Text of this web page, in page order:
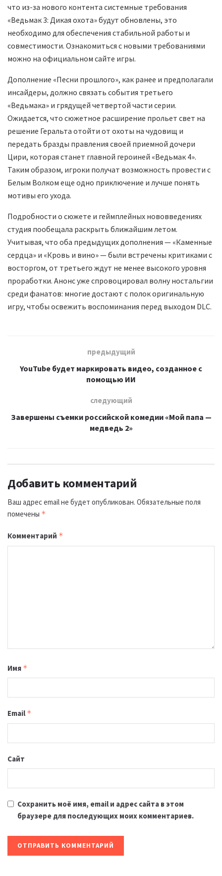
что из-за нового контента системные требования
«Ведьмак 3: Дикая охота» будут обновлены, это
необходимо для обеспечения стабильной работы и
совместимости. Ознакомиться с новыми требованиями
можно на официальном сайте игры.
Дополнение «Песни прошлого», как ранее и предполагали
инсайдеры, должно связать события третьего
«Ведьмака» и грядущей четвертой части серии.
Ожидается, что сюжетное расширение прольет свет на
решение Геральта отойти от охоты на чудовищ и
передать бразды правления своей приемной дочери
Цири, которая станет главной героиней «Ведьмак 4».
Таким образом, игроки получат возможность провести с
Белым Волком еще одно приключение и лучше понять
мотивы его ухода.
Подробности о сюжете и геймплейных нововведениях
студия пообещала раскрыть ближайшим летом.
Учитывая, что оба предыдущих дополнения — «Каменные
сердца» и «Кровь и вино» — были встречены критиками с
восторгом, от третьего ждут не менее высокого уровня
проработки. Анонс уже спровоцировал волну ностальгии
среди фанатов: многие достают с полок оригинальную
игру, чтобы освежить воспоминания перед выходом DLC.
предыдущий
YouTube будет маркировать видео, созданное с
помощью ИИ
следующий
Завершены съемки российской комедии «Мой папа —
медведь 2»
Добавить комментарий
Ваш адрес email не будет опубликован. Обязательные поля
помечены *
Комментарий *
Имя *
Email *
Сайт
Сохранить моё имя, email и адрес сайта в этом
браузере для последующих моих комментариев.